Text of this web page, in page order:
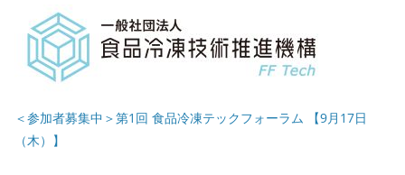
＜参加者募集中＞第1回 食品冷凍テックフォーラム 【9月17日
（木）】